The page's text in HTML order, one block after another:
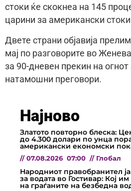
стоки ќе скокнеа на 145
царини за американски
Двете страни објавија
мај по разговорите во
за 90-дневен прекин на
натамошни преговори.
Најново
Златото повторно блеска:
до 4.300 долари по унца
американски економски
// 07.08.2026 07:00 // Глобал
Народниот правобранител
за водата во Гостивар: Кој
на граѓаните на безбедна